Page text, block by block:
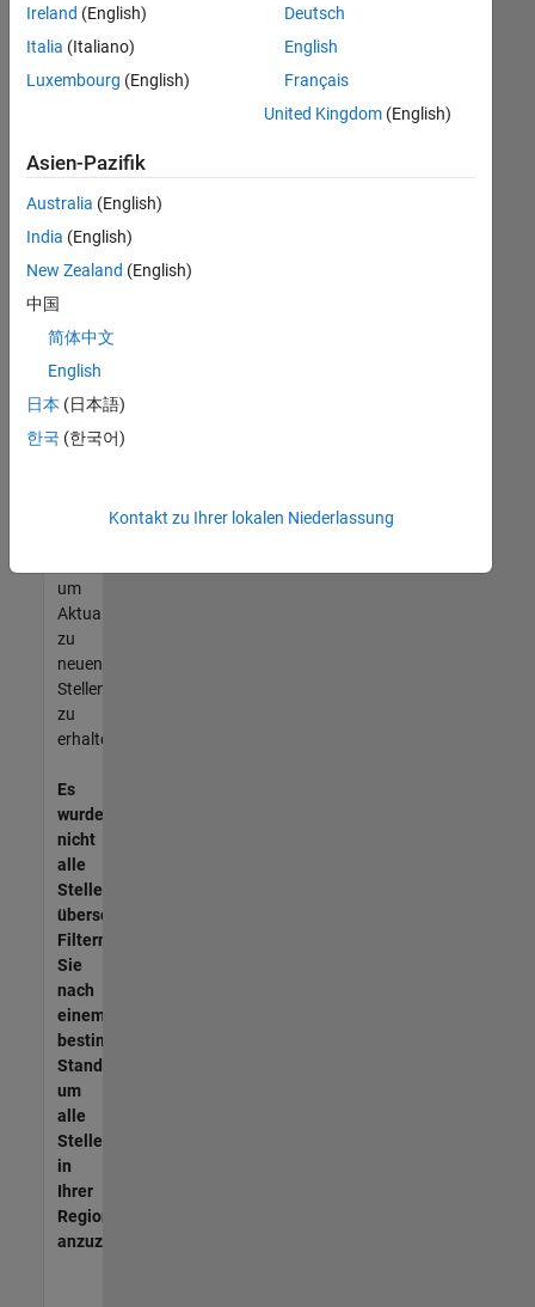
oder
alle
Stellenangebote
anzeigen .
noch
keine
offenen
Stellen
können,
die
Ihren
entsprechen,
werden
unseres
um
Aktualisierungen
zu
neuen
Stellenangeboten
zu
erhalten.
Es
wurden
nicht
alle
Stellen
übersetzt.
Filtern
Sie
nach
einem
bestimmten
Standort,
um
alle
Stellenangebote
in
Ihrer
Region
anzuzeigen.
Ireland (English)
Italia (Italiano)
Luxembourg (English)
Deutsch
English
Français
United Kingdom(English)
Asien-Pazifik
Australia (English)
India (English)
New Zealand (English)
中国
简体中文
English
日本 (日本語)
한국 (한국어)
Kontakt zu Ihrer lokalen Niederlassung